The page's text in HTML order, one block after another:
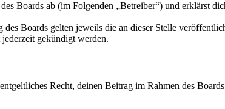
Boards ab (im Folgenden „Betreiber“) und erklärst
Boards gelten jeweils die an dieser Stelle
gekündigt werden.
Recht, deinen Beitrag im Rahmen des